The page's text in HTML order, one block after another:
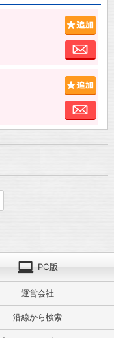
お
お
PC版
運営会社
沿線から検索